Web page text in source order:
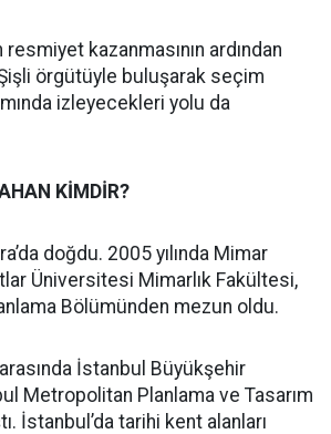
resmiyet kazanmasının ardından
Şişli örgütüyle buluşarak seçim
izleyecekleri yolu da
KİMDİR?
doğdu. 2005 yılında Mimar
Üniversitesi Mimarlık Fakültesi,
Bölümünden mezun oldu.
İstanbul Büyükşehir
Metropolitan Planlama ve Tasarım
İstanbul’da tarihi kent alanları